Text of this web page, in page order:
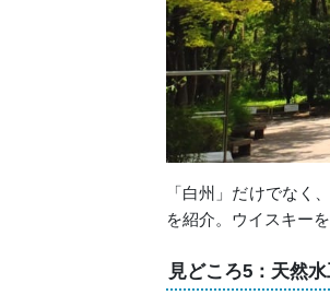
「白州」だけでなく
を紹介。ウイスキー
見どころ5：天然